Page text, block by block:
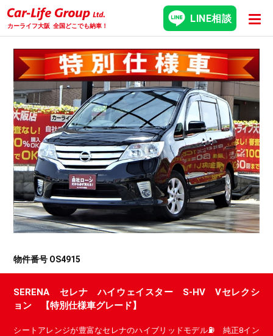
カーライフ大阪 全国どこでも納車！
LINE相談
物件番号 OS4915
SERENA セレナ ハイウェイスター S-HV Vセレクシ
ョン 【特別仕様車グレード】
シートアレンジが豊富なセレナのハイブリッドモデル⛽ 純正8イン